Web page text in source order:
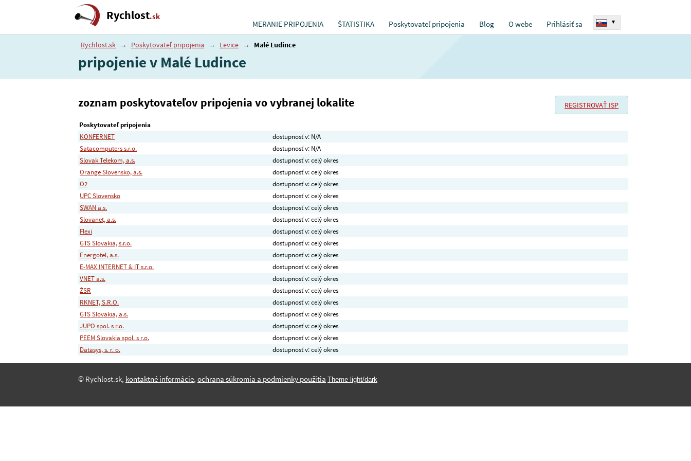
Rychlost.sk
MERANIE PRIPOJENIA ŠTATISTIKA Poskytovateľ pripojenia Blog O webe Prihlásiť sa ▾
Rychlost.sk → Poskytovateľ pripojenia → Levice → Malé Ludince
pripojenie v Malé Ludince
REGISTROVAŤ ISP
zoznam poskytovateľov pripojenia vo vybranej lokalite
Poskytovateľ pripojenia
KONFERNET
dostupnosť v: N/A
Satacomputers s.r.o.
dostupnosť v: N/A
Slovak Telekom, a.s.
dostupnosť v: celý okres
Orange Slovensko, a.s.
dostupnosť v: celý okres
O2
dostupnosť v: celý okres
UPC Slovensko
dostupnosť v: celý okres
SWAN a.s.
dostupnosť v: celý okres
Slovanet, a.s.
dostupnosť v: celý okres
Flexi
dostupnosť v: celý okres
GTS Slovakia, s.r.o.
dostupnosť v: celý okres
Energotel, a.s.
dostupnosť v: celý okres
E-MAX INTERNET & IT s.r.o.
dostupnosť v: celý okres
VNET a.s.
dostupnosť v: celý okres
ŽSR
dostupnosť v: celý okres
RKNET, S.R.O.
dostupnosť v: celý okres
GTS Slovakia, a.s.
dostupnosť v: celý okres
JUPO spol. s r.o.
dostupnosť v: celý okres
PEEM Slovakia spol. s r.o.
dostupnosť v: celý okres
Datasys, s. r. o.
dostupnosť v: celý okres
© Rychlost.sk, kontaktné informácie, ochrana súkromia a podmienky použitia Theme light/dark